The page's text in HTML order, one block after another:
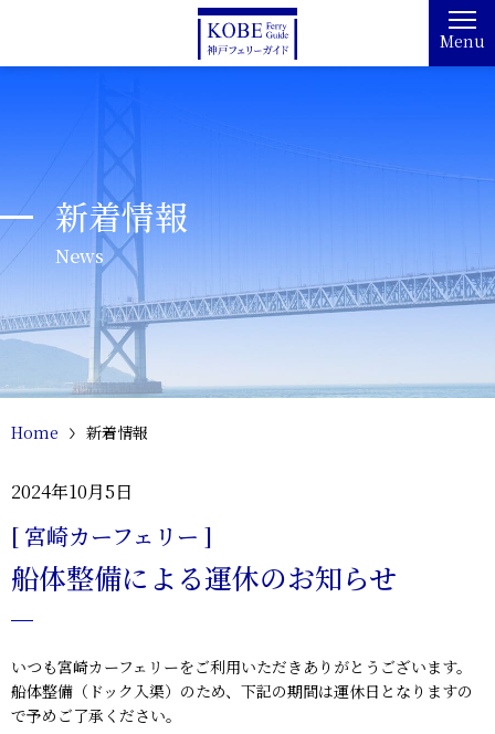
Menu
新着情報
News
Home 新着情報
2024年10月5日
[ 宮崎カーフェリー ]
船体整備による運休のお知らせ
いつも宮崎カーフェリーをご利用いただきありがとうございます。
船体整備（ドック入渠）のため、下記の期間は運休日となりますの
で予めご了承ください。